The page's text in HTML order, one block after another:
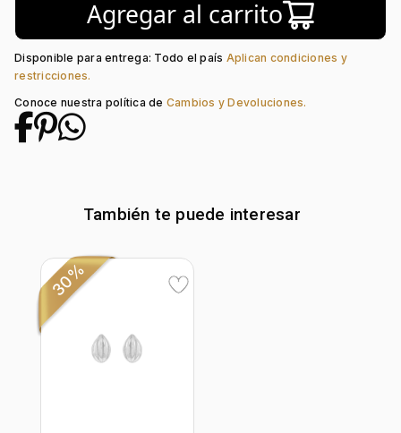
Tipo de Broche: Pico Loro
Agregar al carrito
Disponible para entrega: Todo el país Aplican condiciones y
restricciones.
Conoce nuestra política de Cambios y Devoluciones.
También te puede interesar
30%